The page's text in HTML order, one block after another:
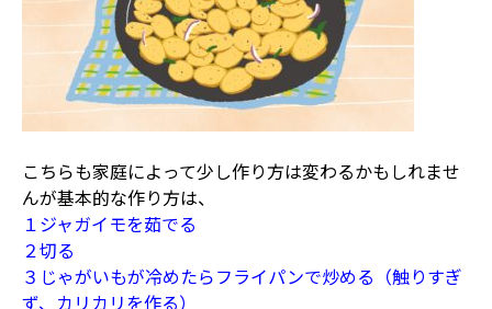
こちらも家庭によって少し作り方は変わるかもしれませ
んが基本的な作り方は、
１ジャガイモを茹でる
２切る
３じゃがいもが冷めたらフライパンで炒める（触りすぎ
ず、カリカリを作る）